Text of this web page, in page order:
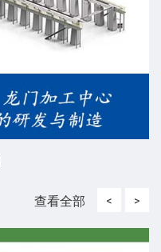
查看全部 < >